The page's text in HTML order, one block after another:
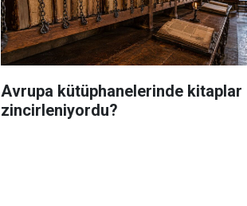
Avrupa kütüphanelerinde kitaplar
zincirleniyordu?